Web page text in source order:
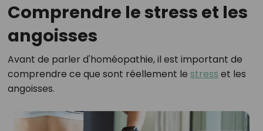
Comprendre le stress et les
angoisses
Avant de parler d'homéopathie, il est important de
comprendre ce que sont réellement le stress et les
angoisses.